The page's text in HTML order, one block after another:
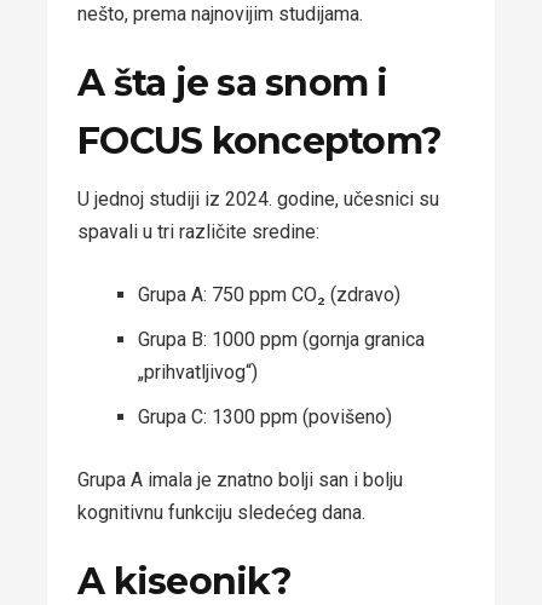
nešto, prema najnovijim studijama.
A šta je sa snom i
FOCUS konceptom?
U jednoj studiji iz 2024. godine, učesnici su
spavali u tri različite sredine:
Grupa A: 750 ppm CO₂ (zdravo)
Grupa B: 1000 ppm (gornja granica
„prihvatljivog“)
Grupa C: 1300 ppm (povišeno)
Grupa A imala je znatno bolji san i bolju
kognitivnu funkciju sledećeg dana.
A kiseonik?